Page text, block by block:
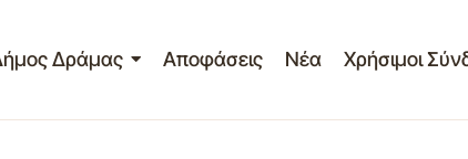
Δράμας Αποφάσεις Νέα Χρήσιμοι